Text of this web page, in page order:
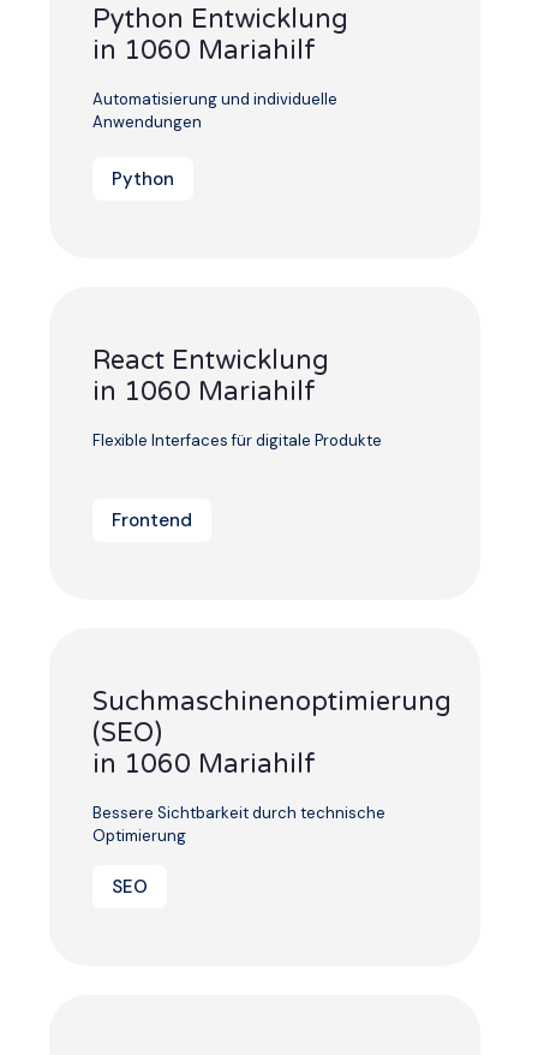
Python Entwicklung
in 1060 Mariahilf
Automatisierung und individuelle
Anwendungen
Python
React Entwicklung
in 1060 Mariahilf
Flexible Interfaces für digitale Produkte
Frontend
Suchmaschinenoptimierung
(SEO)
in 1060 Mariahilf
Bessere Sichtbarkeit durch technische
Optimierung
SEO